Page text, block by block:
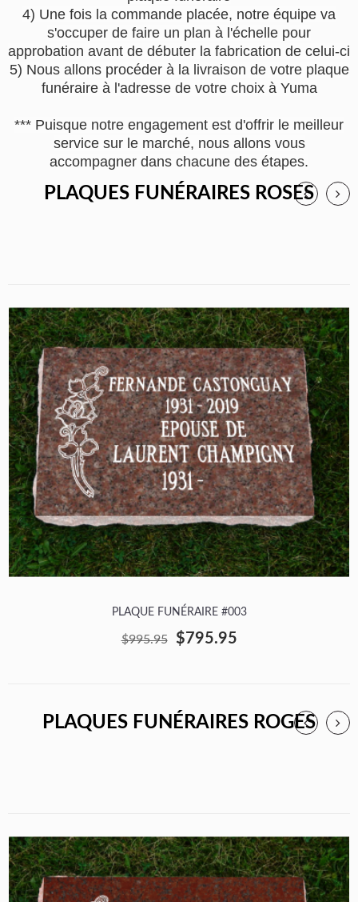
4) Une fois la commande placée, notre équipe va
s'occuper de faire un plan à l'échelle pour
approbation avant de débuter la fabrication de celui-ci
5) Nous allons procéder à la livraison de votre plaque
funéraire à l'adresse de votre choix à Yuma
*** Puisque notre engagement est d'offrir le meilleur
service sur le marché, nous allons vous
accompagner dans chacune des étapes.
PLAQUES FUNÉRAIRES ROSES
PLAQUE FUNÉRAIRE #003
$995.95 $795.95
PLAQUES FUNÉRAIRES ROGES